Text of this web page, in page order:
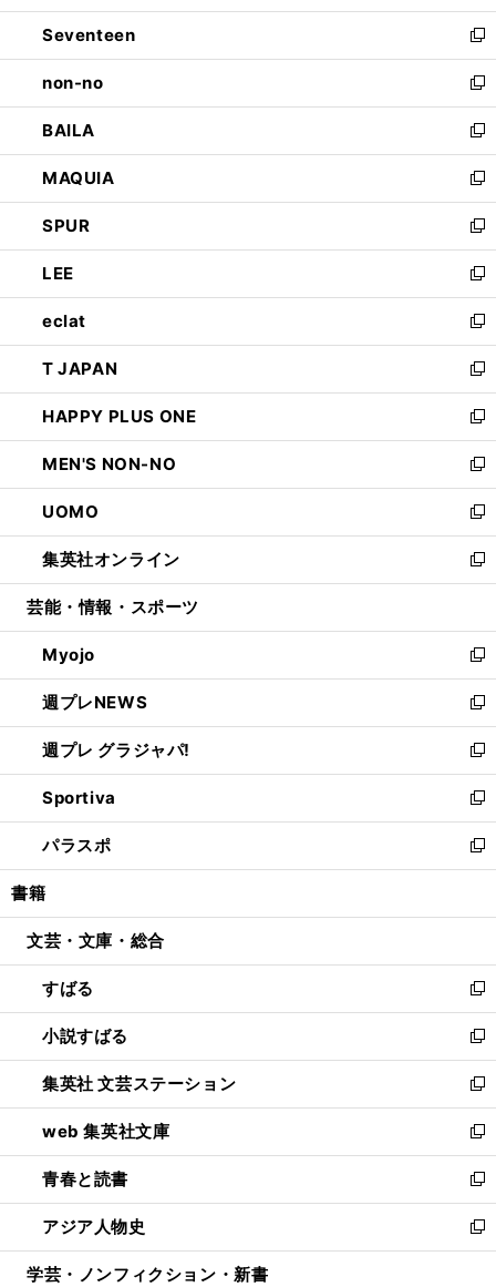
開
く
ウ
で
開
く
ン
ド
ウ
で
開
く
Seventeen
新
し
い
ウ
ィ
ン
ド
ウ
で
開
く
non-no
新
し
い
ウ
ィ
ン
ド
ウ
で
開
く
BAILA
新
し
い
ウ
ィ
ン
ド
ウ
で
開
く
MAQUIA
新
し
い
ウ
ィ
ン
ド
ウ
で
開
く
SPUR
新
し
い
ウ
ィ
ン
ド
ウ
で
開
く
LEE
新
し
い
ウ
ィ
ン
ド
ウ
で
開
く
eclat
新
し
い
ウ
ィ
ン
ド
ウ
で
開
く
T JAPAN
新
し
い
ウ
ィ
ン
ド
ウ
で
開
HAPPY PLUS ONE
新
し
い
ウ
ィ
ン
ド
ウ
開
く
MEN'S NON-NO
新
し
い
ウ
ィ
ン
ウ
で
開
く
UOMO
新
し
い
ウ
ン
ド
ウ
で
開
く
集英社オンライン
新
し
ウ
ィ
ン
ド
ウ
で
開
く
芸能・情報・スポーツ
Myojo
新
し
い
ウ
ィ
ン
ド
ウ
で
開
週プレNEWS
新
し
い
ウ
ィ
ン
ド
ウ
開
週プレ グラジャパ!
新
し
い
ウ
ィ
ン
ウ
開
く
Sportiva
新
し
い
ウ
ン
ウ
で
開
く
パラスポ
新
し
ウ
ン
ド
ウ
で
開
く
書籍
文芸・文庫・総合
すばる
新
し
い
ウ
ィ
ン
ド
ウ
で
開
く
小説すばる
新
し
い
ウ
ィ
ン
ド
ウ
で
開
集英社 文芸ステーション
新
し
い
ウ
ィ
ン
ド
ウ
web 集英社文庫
新
し
い
ウ
ィ
ン
青春と読書
新
し
い
ウ
アジア人物史
新
し
学芸・ノンフィクション・新書